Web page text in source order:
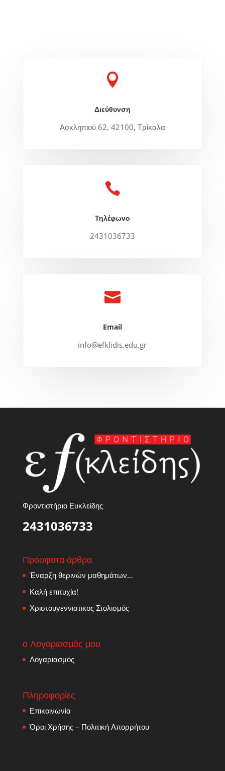

Διεύθυνση
Ασκληπιού 62, 42100, Τρίκαλα

Τηλέφωνο
2431036733

Email
info@efklidis.edu.gr
Φροντιστήριο Ευκλείδης
2431036733
Πρόσφατα άρθρα
Έναρξη θερινών μαθημάτων…
Καλή επιτυχία!
Χριστουγεννιατικος Στολισμός
ο Λογαριασμός μου
Λογαριασμός
Πληροφορίες
Επικοινωνία
Όροι Χρήσης – Πολιτική Απορρήτου